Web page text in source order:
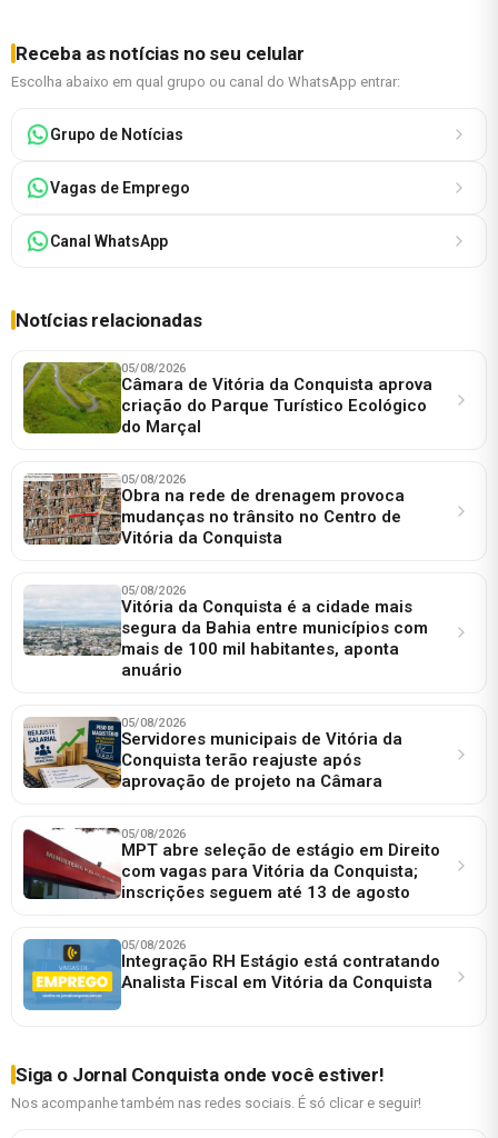
Receba as notícias no seu celular
Escolha abaixo em qual grupo ou canal do WhatsApp entrar:
Grupo de Notícias
Vagas de Emprego
Canal WhatsApp
Notícias relacionadas
05/08/2026
Câmara de Vitória da Conquista aprova
criação do Parque Turístico Ecológico
do Marçal
05/08/2026
Obra na rede de drenagem provoca
mudanças no trânsito no Centro de
Vitória da Conquista
05/08/2026
Vitória da Conquista é a cidade mais
segura da Bahia entre municípios com
mais de 100 mil habitantes, aponta
anuário
05/08/2026
Servidores municipais de Vitória da
Conquista terão reajuste após
aprovação de projeto na Câmara
05/08/2026
MPT abre seleção de estágio em Direito
com vagas para Vitória da Conquista;
inscrições seguem até 13 de agosto
05/08/2026
Integração RH Estágio está contratando
Analista Fiscal em Vitória da Conquista
Siga o Jornal Conquista onde você estiver!
Nos acompanhe também nas redes sociais. É só clicar e seguir!